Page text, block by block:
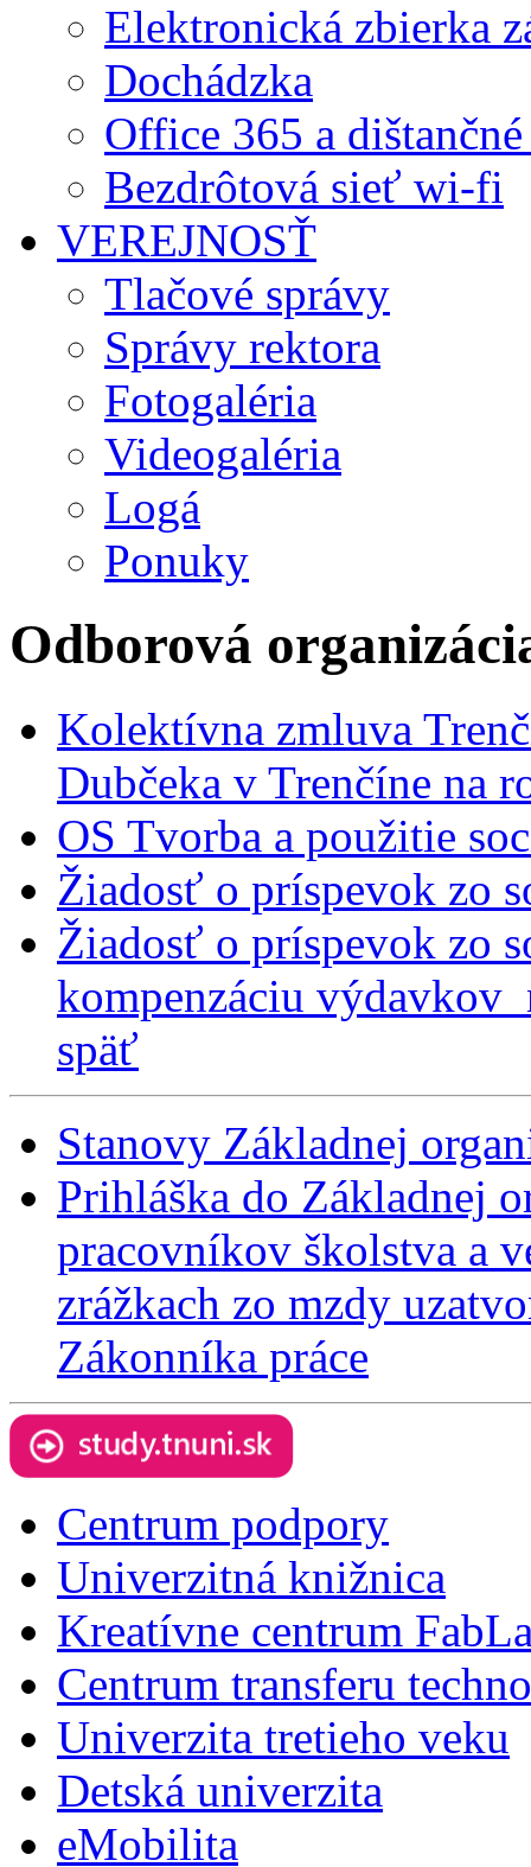
Elektronická zbierka
Dochádzka
Office 365 a
Bezdrôtová sieť wi-fi
VEREJNOSŤ
Tlačové správy
Správy rektora
Fotogaléria
Videogaléria
Logá
Ponuky
Odborová
Kolektívna zmluva
Dubčeka v Trenčíne na
OS Tvorba a použitie
Žiadosť o príspevok zo
Žiadosť o príspevok zo
kompenzáciu výdavkov
späť
Stanovy Základnej
Prihláška do Základnej
pracovníkov školstva a
zrážkach zo mzdy
Zákonníka práce
Centrum podpory
Univerzitná knižnica
Kreatívne centrum
Centrum transferu
Univerzita tretieho veku
Detská univerzita
eMobilita